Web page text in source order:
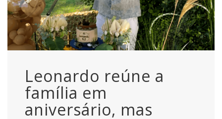
Leonardo reúne a
família em
aniversário, mas